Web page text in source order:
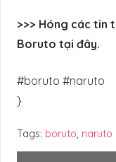
>>> Hóng các tin
Boruto tại đây.
#boruto #naruto
}
Tags: boruto, naruto